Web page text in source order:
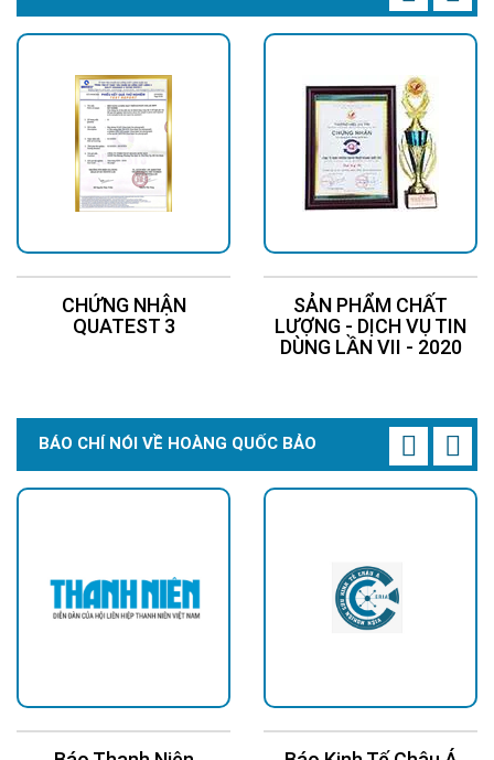
CHỨNG NHẬN
QUATEST 3
SẢN PHẨM CHẤT
LƯỢNG - DỊCH VỤ TIN
DÙNG LẦN VII - 2020
BÁO CHÍ NÓI VỀ HOÀNG QUỐC BẢO